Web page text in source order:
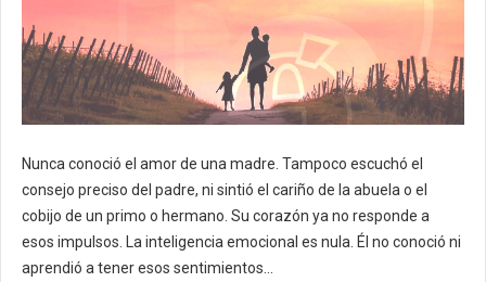
Nunca conoció el amor de una madre. Tampoco escuchó el
consejo preciso del padre, ni sintió el cariño de la abuela o el
cobijo de un primo o hermano. Su corazón ya no responde a
esos impulsos. La inteligencia emocional es nula. Él no conoció ni
aprendió a tener esos sentimientos...